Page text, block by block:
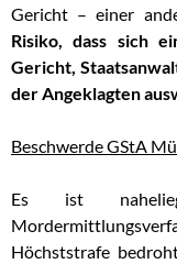
Gericht – einer
Risiko, dass sich
Gericht,
der Angeklagten
Beschwerde GStA
Es ist
Höchststrafe